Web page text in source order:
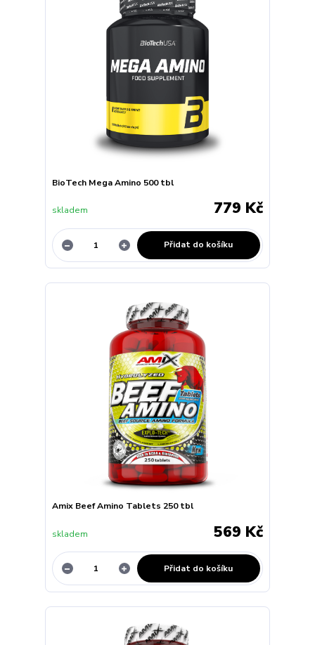
BioTech Mega Amino 500 tbl
779 Kč
skladem
Přidat do košíku
Amix Beef Amino Tablets 250 tbl
569 Kč
skladem
Přidat do košíku